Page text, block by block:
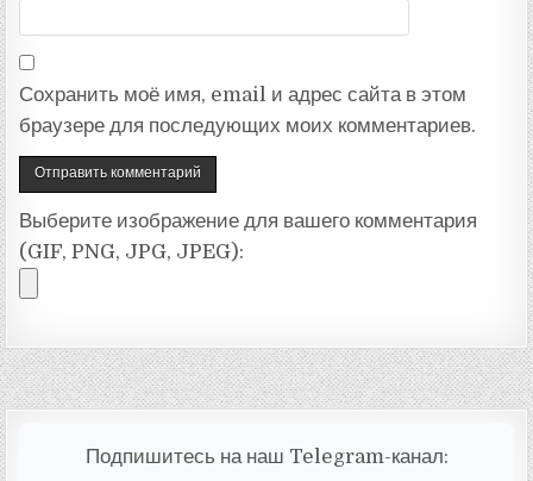
Сохранить моё имя, email и адрес сайта в этом
браузере для последующих моих комментариев.
Выберите изображение для вашего комментария
(GIF, PNG, JPG, JPEG):
Подпишитесь на наш Telegram-канал: